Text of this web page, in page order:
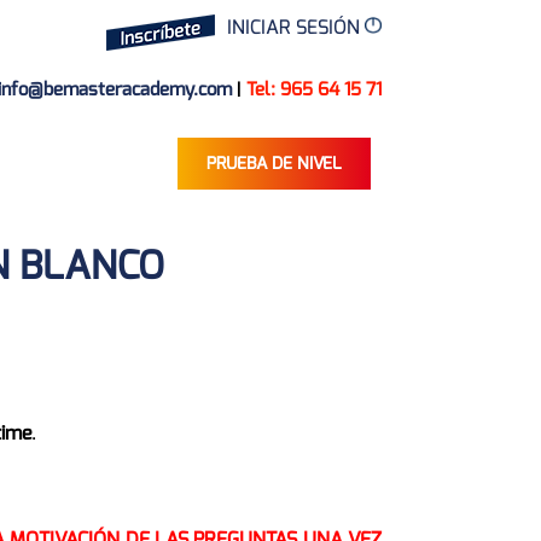
INICIAR SESIÓN
| Tel: 965 64 15 71
PRUEBA DE NIVEL
BLANCO
.